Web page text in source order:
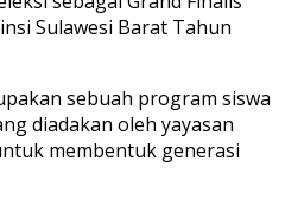
Sulawesi Barat Tahun
sebuah program siswa
diadakan oleh yayasan
membentuk generasi